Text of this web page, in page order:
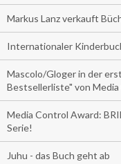
Markus Lanz verkauft
Internationaler
Mascolo/Gloger in der
Bestsellerliste" von
Media Control Award:
Serie!
Juhu - das Buch geht ab